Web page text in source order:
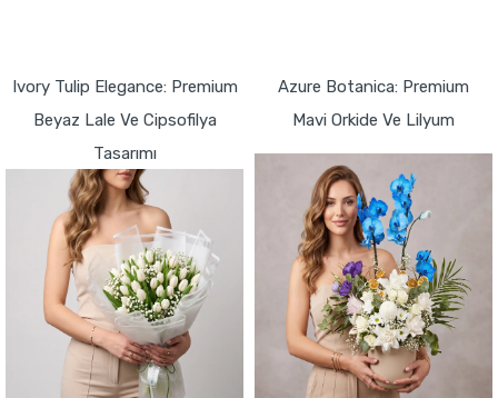
Ivory Tulip Elegance: Premium
Beyaz Lale Ve Cipsofilya
Tasarımı
Azure Botanica: Premium
Mavi Orkide Ve Lilyum